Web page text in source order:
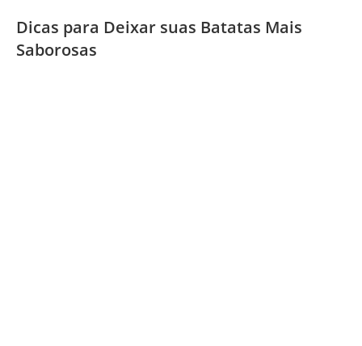
Dicas para Deixar suas Batatas Mais
Saborosas